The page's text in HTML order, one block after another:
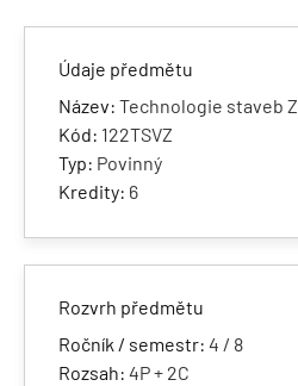
Údaje předmětu
Název: Technologie staveb Z
Kód: 122TSVZ
Typ: Povinný
Kredity: 6
Rozvrh předmětu
Ročník / semestr: 4 / 8
Rozsah: 4P + 2C